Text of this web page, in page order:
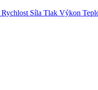
Rychlost Síla Tlak Výkon